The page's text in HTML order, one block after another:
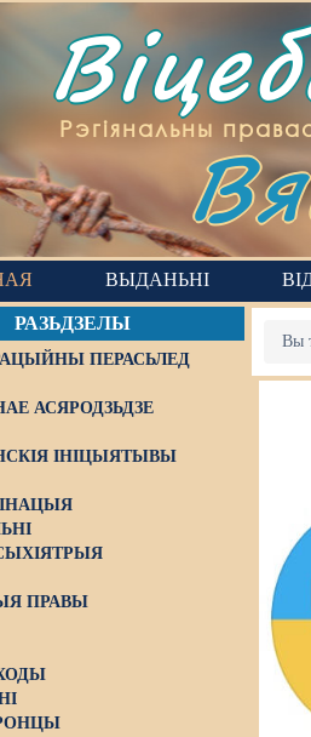
Рэгіянальны
ВЫДАНЬНІ
РАЗЬДЗЕЛЫ
ПЕРАСЬЛЕД
АСЯРОДЗЬДЗЕ
ІНІЦЫЯТЫВЫ
ПРАВЫ
Вы